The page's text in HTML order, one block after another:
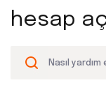
hesap